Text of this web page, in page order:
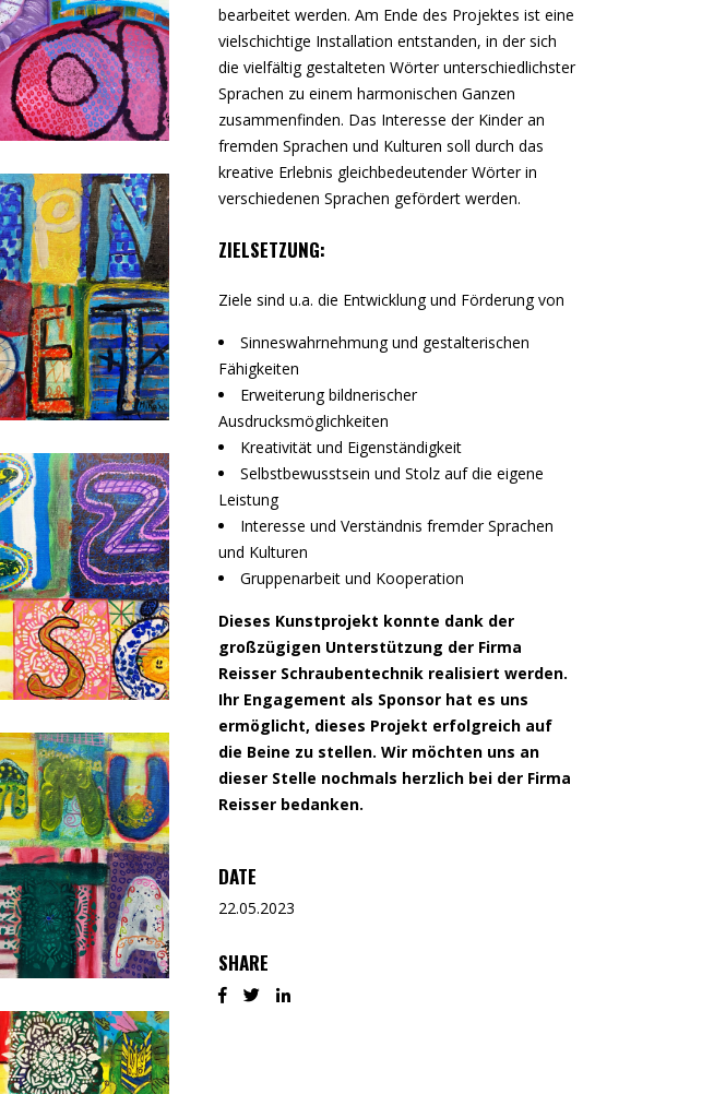
bearbeitet werden. Am Ende des Projektes ist eine
vielschichtige Installation entstanden, in der sich
die vielfältig gestalteten Wörter unterschiedlichster
Sprachen zu einem harmonischen Ganzen
zusammenfinden. Das Interesse der Kinder an
fremden Sprachen und Kulturen soll durch das
kreative Erlebnis gleichbedeutender Wörter in
verschiedenen Sprachen gefördert werden.
ZIELSETZUNG:
Ziele sind u.a. die Entwicklung und Förderung von
Sinneswahrnehmung und gestalterischen
Fähigkeiten
Erweiterung bildnerischer
Ausdrucksmöglichkeiten
Kreativität und Eigenständigkeit
Selbstbewusstsein und Stolz auf die eigene
Leistung
Interesse und Verständnis fremder Sprachen
und Kulturen
Gruppenarbeit und Kooperation
Dieses Kunstprojekt konnte dank der
großzügigen Unterstützung der Firma
Reisser Schraubentechnik realisiert werden.
Ihr Engagement als Sponsor hat es uns
ermöglicht, dieses Projekt erfolgreich auf
die Beine zu stellen. Wir möchten uns an
dieser Stelle nochmals herzlich bei der Firma
Reisser bedanken.
DATE
22.05.2023
SHARE